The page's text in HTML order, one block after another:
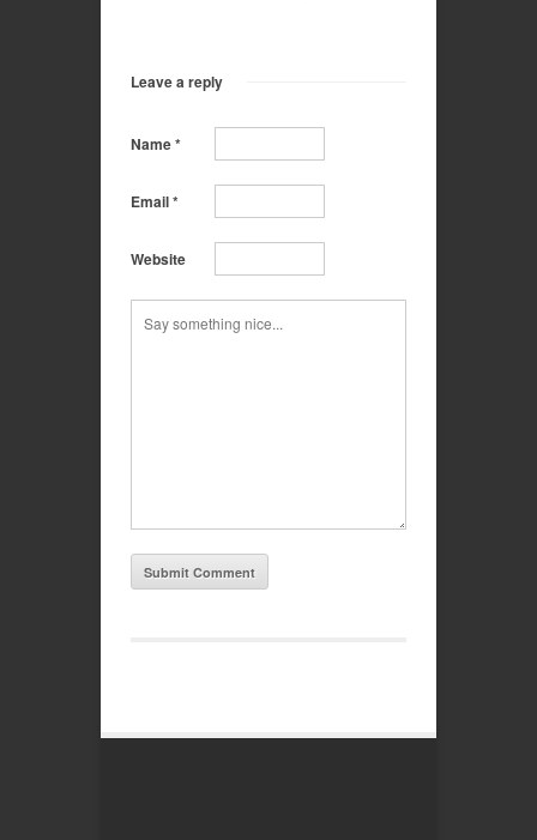
Leave a reply
Name*
Email*
Website